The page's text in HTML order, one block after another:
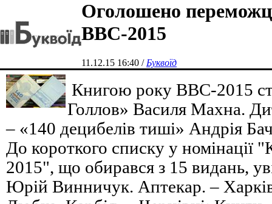
Оголошено
ВВС-2015
11.12.15 16:40 /Буквоїд
Книгою року ВВС-2015
Голлов» Василя Махна.
– «140 децибелів тиші» Андрія
До короткого списку у номінації
2015", що обирався з 15 видань,
Юрій Винничук. Аптекар. –